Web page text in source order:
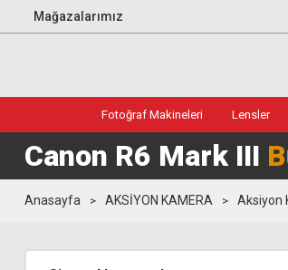
Mağazalarımız
Fotoğraf Makineleri Lensler
Canon R6 Mark III
Anasayfa AKSİYON KAMERA Aksiyon